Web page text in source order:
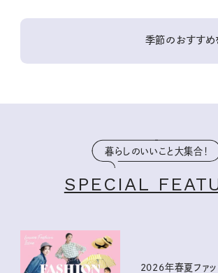
季節のおすすめ
暮らしのいいこと大集合！
SPECIAL
2026年春夏ファッ